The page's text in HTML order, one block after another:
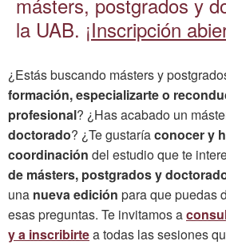
la UAB. ¡Inscripción
¿Estás buscando másters y
formación, especializarte o
profesional? ¿Has acabado un
doctorado? ¿Te gustaríaconocer y
coordinación del estudio que te
de másters, postgrados y
una nueva edición para que puedas
esas preguntas. Te invitamos a
y a inscribirtea todas las sesiones